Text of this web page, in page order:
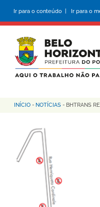
conteúdo
principal
Ir para o conteúdo | Ir para o
Trilha
navegação
INÍCIO - NOTÍCIAS - BHTRANS